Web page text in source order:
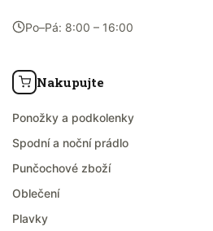
Po–Pá: 8:00 – 16:00
Nakupujte
Ponožky a podkolenky
Spodní a noční prádlo
Punčochové zboží
Oblečení
Plavky